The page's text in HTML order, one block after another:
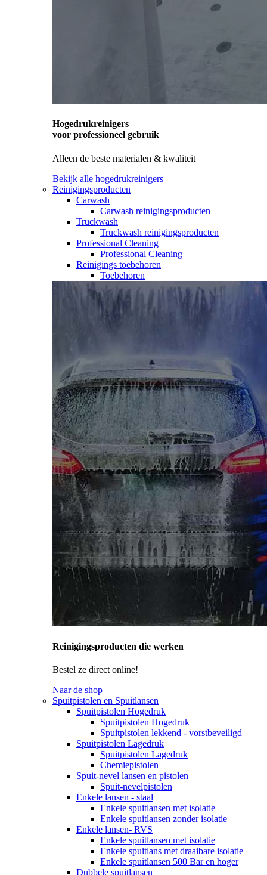
Hogedrukreinigers
voor professioneel gebruik
Alleen de beste materialen & kwaliteit
Bekijk alle hogedrukreinigers
Reinigingsproducten
Carwash
Carwash reinigingsproducten
Truckwash
Truckwash reinigingsproducten
Professional Cleaning
Professional Cleaning
Reinigings toebehoren
Toebehoren
Reinigingsproducten die werken
Bestel ze direct online!
Naar de shop
Spuitpistolen en Spuitlansen
Spuitpistolen Hogedruk
Spuitpistolen Hogedruk
Spuitpistolen lekkend - vorstbeveiligd
Spuitpistolen Lagedruk
Spuitpistolen Lagedruk
Chemiepistolen
Spuit-nevel lansen en pistolen
Spuit-nevelpistolen
Enkele lansen - staal
Enkele spuitlansen met isolatie
Enkele spuitlansen zonder isolatie
Enkele lansen- RVS
Enkele spuitlansen met isolatie
Enkele spuitlans met draaibare isolatie
Enkele spuitlansen 500 Bar en hoger
Dubbele spuitlansen